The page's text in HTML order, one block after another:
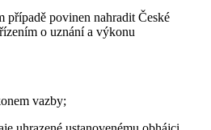
případě povinen nahradit České
o uznání a výkonu
vazby;